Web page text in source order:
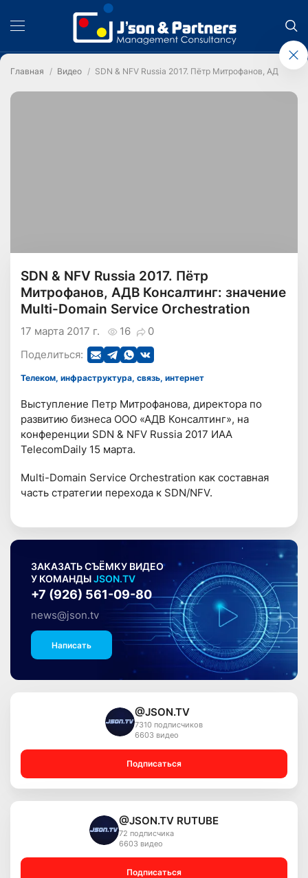
Главная Видео SDN & NFV Russia 2017. Пётр Митрофанов, АДВ
SDN & NFV Russia 2017. Пётр
Митрофанов, АДВ Консалтинг: значение
Multi-Domain Service Orchestration
16 0
17 марта 2017 г.
Поделиться:
Телеком, инфраструктура, связь, интернет
Выступление Петр Митрофанова, директора по
развитию бизнеса ООО «АДВ Консалтинг», на
конференции SDN & NFV Russia 2017 ИАА
TelecomDaily 15 марта.
Multi-Domain Service Orchestration как составная
часть стратегии перехода к SDN/NFV.
ЗАКАЗАТЬ СЪЁМКУ ВИДЕО
У КОМАНДЫJSON.TV
+7 (926) 561-09-80
news@json.tv
Написать
@JSON.TV
7310 подписчиков
6603 видео
Подписаться
@JSON.TV RUTUBE
72 подписчика
6603 видео
Подписаться